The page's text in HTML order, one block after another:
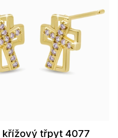
křížový třpyt 4077